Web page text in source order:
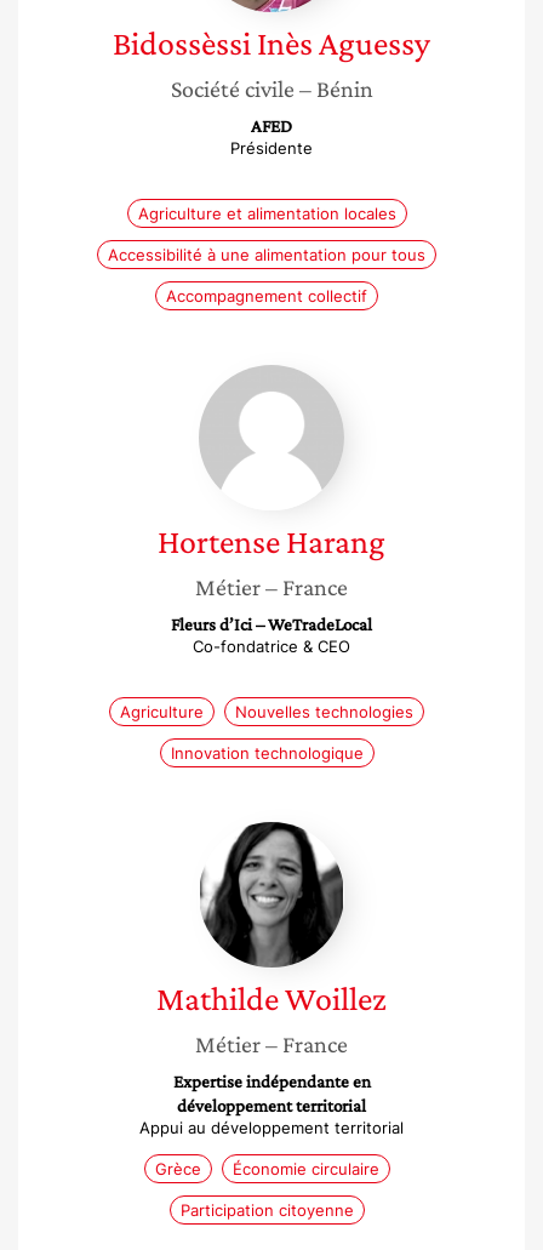
Bidossèssi InèsAguessy
Société civile – Bénin
AFED
Présidente
Agriculture et alimentation locales
Accessibilité à une alimentation pour tous
Accompagnement collectif
Hortense
Harang
HortenseHarang
Métier– France
Fleurs d’Ici – WeTradeLocal
Co-fondatrice & CEO
Agriculture Nouvelles technologies
Innovation technologique
Mathilde
Woillez
MathildeWoillez
Métier– France
Expertise indépendante en
développement territorial
Appui au développement territorial
Grèce Économie circulaire
Participation citoyenne